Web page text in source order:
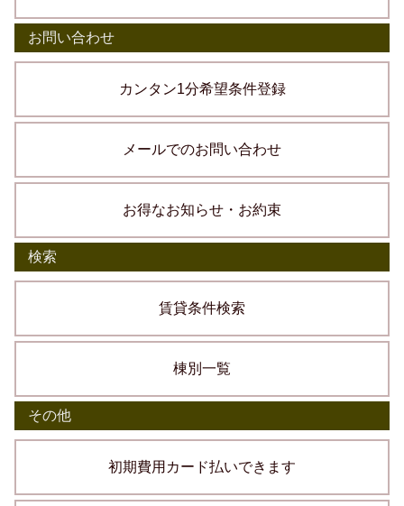
お問い合わせ
カンタン1分希望条件登録
メールでのお問い合わせ
お得なお知らせ・お約束
検索
賃貸条件検索
棟別一覧
その他
初期費用カード払いできます